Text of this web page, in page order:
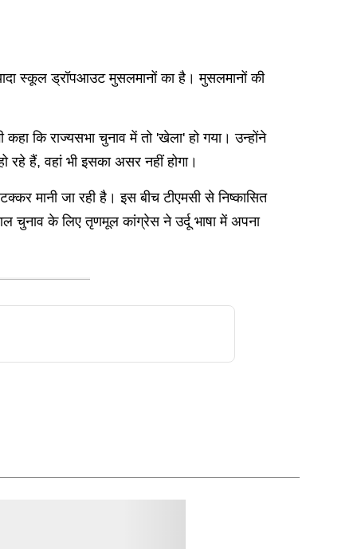
स्कूल ड्रॉपआउट मुसलमानों का है। मुसलमानों की
कि राज्यसभा चुनाव में तो 'खेला' हो गया। उन्होंने
रहे हैं, वहां भी इसका असर नहीं होगा।
मानी जा रही है। इस बीच टीएमसी से निष्कासित
चुनाव के लिए तृणमूल कांग्रेस ने उर्दू भाषा में अपना